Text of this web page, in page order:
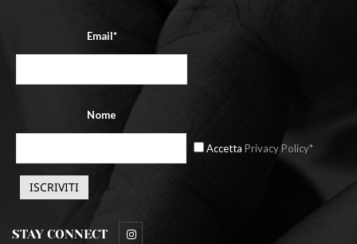
Email*
Nome
Accetta Privacy Policy*
STAY CONNECT